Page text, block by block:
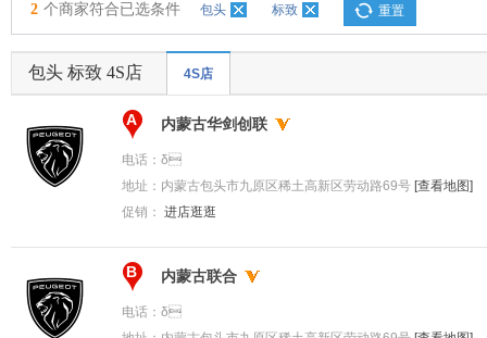
2 个商家符合已选条件 包头 标致 重置
包头 标致 4S店 4S店
A 内蒙古华剑创联
电话： δ
地址： 内蒙古包头市九原区稀土高新区劳动路69号 [查看地图]
促销： 进店逛逛
B 内蒙古联合
电话： δ